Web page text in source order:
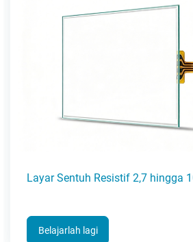
Layar Sentuh Resistif 2,7 hingga
Belajarlah lagi